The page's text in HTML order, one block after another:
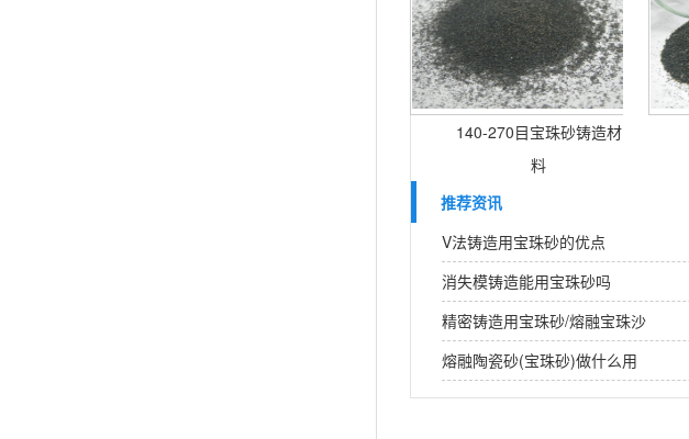
140-270目宝珠砂铸造材
料
推荐资讯
V法铸造用宝珠砂的优点
消失模铸造能用宝珠砂吗
精密铸造用宝珠砂/熔融宝珠沙
熔融陶瓷砂(宝珠砂)做什么用